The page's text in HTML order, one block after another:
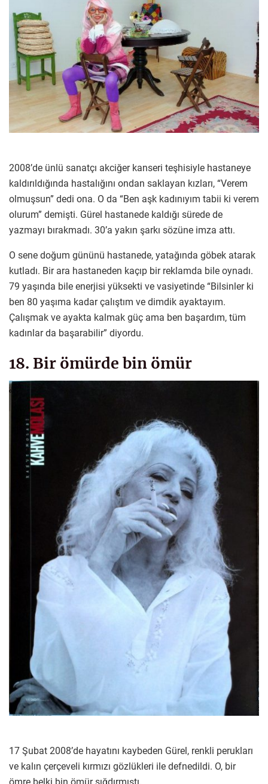
2008’de ünlü sanatçı akciğer kanseri teşhisiyle hastaneye
kaldırıldığında hastalığını ondan saklayan kızları, “Verem
olmuşsun” dedi ona. O da “Ben aşk kadınıyım tabii ki verem
olurum” demişti. Gürel hastanede kaldığı sürede de
yazmayı bırakmadı. 30’a yakın şarkı sözüne imza attı.
O sene doğum gününü hastanede, yatağında göbek atarak
kutladı. Bir ara hastaneden kaçıp bir reklamda bile oynadı.
79 yaşında bile enerjisi yüksekti ve vasiyetinde “Bilsinler ki
ben 80 yaşıma kadar çalıştım ve dimdik ayaktayım.
Çalışmak ve ayakta kalmak güç ama ben başardım, tüm
kadınlar da başarabilir” diyordu.
18. Bir ömürde bin ömür
17 Şubat 2008’de hayatını kaybeden Gürel, renkli perukları
ve kalın çerçeveli kırmızı gözlükleri ile defnedildi. O, bir